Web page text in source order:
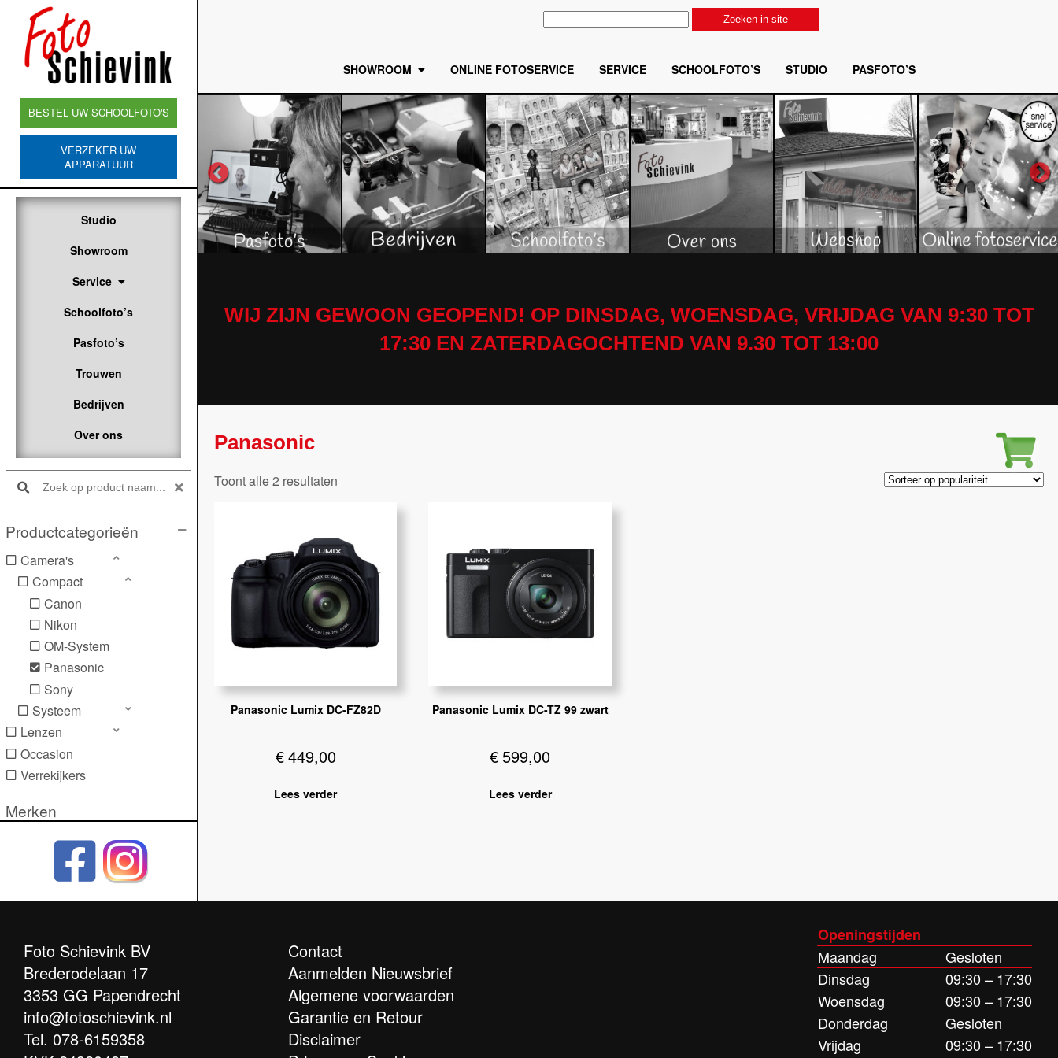
BESTEL UW SCHOOLFOTO'S
VERZEKER UW
APPARATUUR
Studio
Showroom
Service
Schoolfoto’s
Pasfoto’s
Trouwen
Bedrijven
Over ons
Search products:
Productcategorieën
Camera's
Compact
Canon
Nikon
OM-System
Panasonic
Sony
Systeem
Lenzen
Occasion
Verrekijkers
Merken
Bushnell
Konus
Olympus
Om-System
Panasonic
Sandisk
Sony
Zoeken in site
SHOWROOM ONLINE FOTOSERVICE SERVICE SCHOOLFOTO’S STUDIO PASFOTO’S
WIJ ZIJN GEWOON GEOPEND! OP DINSDAG, WOENSDAG, VRIJDAG VAN 9:30 TOT
17:30 EN ZATERDAGOCHTEND VAN 9.30 TOT 13:00
Panasonic
Toont alle 2 resultaten
populariteit
Panasonic Lumix DC-FZ82D
€449,00
Lees verder
Panasonic Lumix DC-TZ 99 zwart
€599,00
Lees verder
Foto Schievink BV
Brederodelaan 17
3353 GG Papendrecht
info@fotoschievink.nl
Tel. 078-6159358
Contact
Aanmelden Nieuwsbrief
Algemene voorwaarden
Garantie en Retour
Disclaimer
Openingstijden
Maandag
Gesloten
Dinsdag
09:30 – 17:30
Woensdag
09:30 – 17:30
Donderdag
Gesloten
Vrijdag
09:30 – 17:30